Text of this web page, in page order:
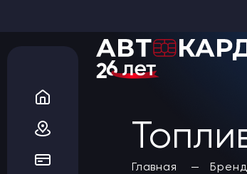
Главная
О компании
Акции
Благотворительность
Статьи